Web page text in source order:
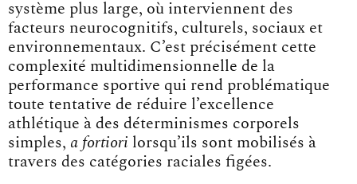
système plus large, où interviennent des
facteurs neurocognitifs, culturels, sociaux et
environnementaux. C’est précisément cette
complexité multidimensionnelle de la
performance sportive qui rend problématique
toute tentative de réduire l’excellence
athlétique à des déterminismes corporels
simples, a fortiori lorsqu’ils sont mobilisés à
travers des catégories raciales figées.